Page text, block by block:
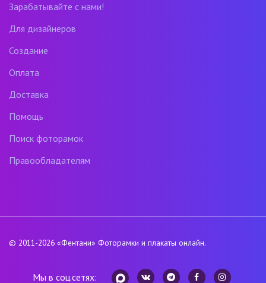
Зарабатывайте с нами!
Для дизайнеров
Создание
Оплата
Доставка
Помощь
Поиск фоторамок
Правообладателям
© 2011-2026 «Фентани» Фоторамки и плакаты онлайн.
Мы в соц.сетях: